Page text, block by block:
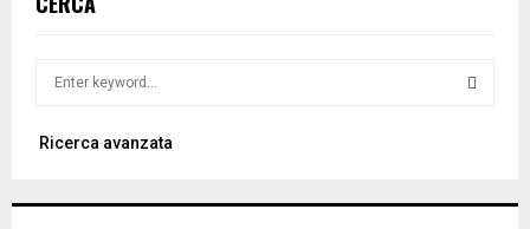
rRicerca avanzata